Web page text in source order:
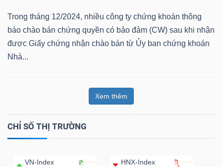
Trong tháng 12/2024, nhiều công ty chứng khoán thông
báo chào bán chứng quyền có bảo đảm (CW) sau khi nhận
được Giấy chứng nhận chào bán từ Ủy ban chứng khoán
Nhà...
Xem thêm
CHỈ SỐ THỊ TRƯỜNG
VN-Index HNX-Index
của
giả
cáo
phân
tích